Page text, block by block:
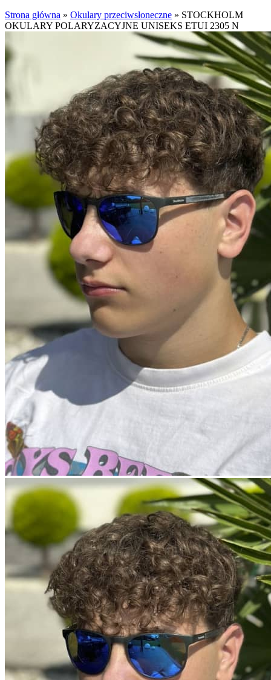
Strona główna » Okulary przeciwsłoneczne » STOCKHOLM
OKULARY POLARYZACYJNE UNISEKS ETUI 2305 N